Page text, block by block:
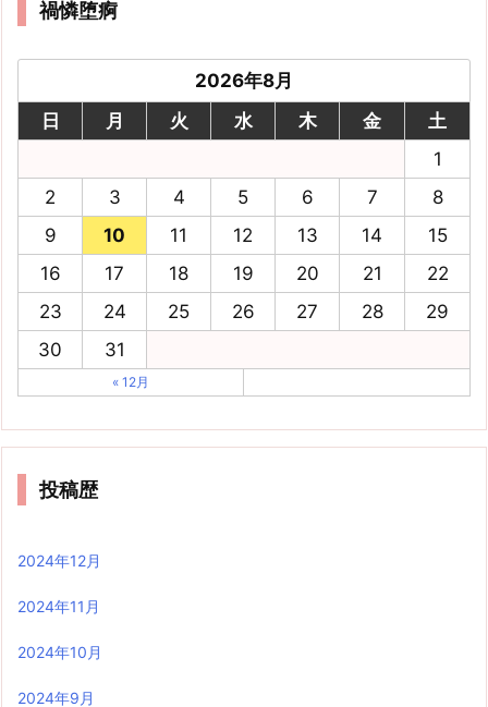
禍憐堕痾
2026年8月
日
月 火 水 木 金
土
1
2
3 4 5 6 7
8
9
10 11 12 13 14
15
16
17 18 19 20 21
22
23
24 25 26 27 28
29
30
31
« 12月
投稿歴
2024年12月
2024年11月
2024年10月
2024年9月